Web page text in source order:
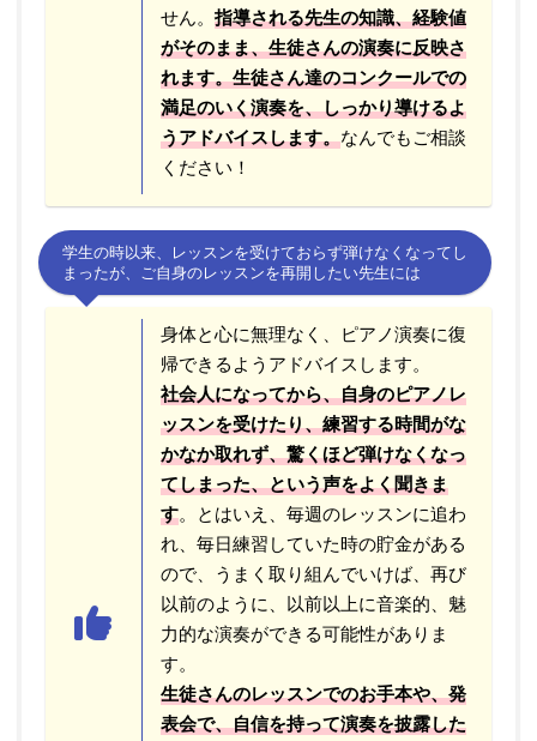
せん。 指導される先生の知識、経験値
がそのまま、生徒さんの演奏に反映さ
れます。生徒さん達のコンクールでの
満足のいく演奏を、しっかり導けるよ
うアドバイスします。なんでもご相談
ください！
学生の時以来、レッスンを受けておらず弾けなくなってし
まったが、ご自身のレッスンを再開したい先生には
身体と心に無理なく、ピアノ演奏に復
帰できるようアドバイスします。
社会人になってから、自身のピアノレ
ッスンを受けたり、練習する時間がな
かなか取れず、驚くほど弾けなくなっ
てしまった、という声をよく聞きま
す。とはいえ、毎週のレッスンに追わ
れ、毎日練習していた時の貯金がある
ので、うまく取り組んでいけば、再び
以前のように、以前以上に音楽的、魅
力的な演奏ができる可能性がありま
す。
生徒さんのレッスンでのお手本や、発
表会で、自信を持って演奏を披露した